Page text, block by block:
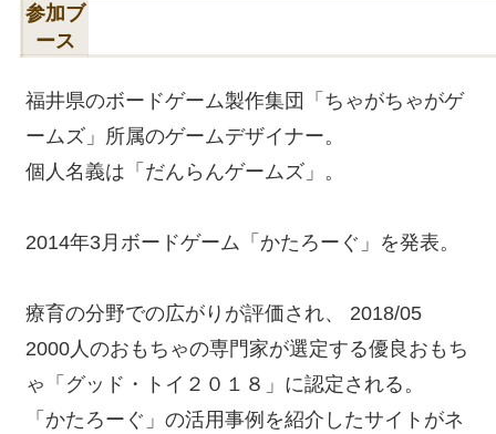
参加ブ
ース
福井県のボードゲーム製作集団「ちゃがちゃがゲ
ームズ」所属のゲームデザイナー。
個人名義は「だんらんゲームズ」。
2014年3月ボードゲーム「かたろーぐ」を発表。
療育の分野での広がりが評価され、 2018/05
2000人のおもちゃの専門家が選定する優良おもち
ゃ「グッド・トイ２０１８」に認定される。
「かたろーぐ」の活用事例を紹介したサイトがネ